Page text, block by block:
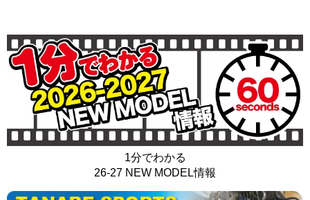
1分でわかる
26-27 NEW MODEL情報